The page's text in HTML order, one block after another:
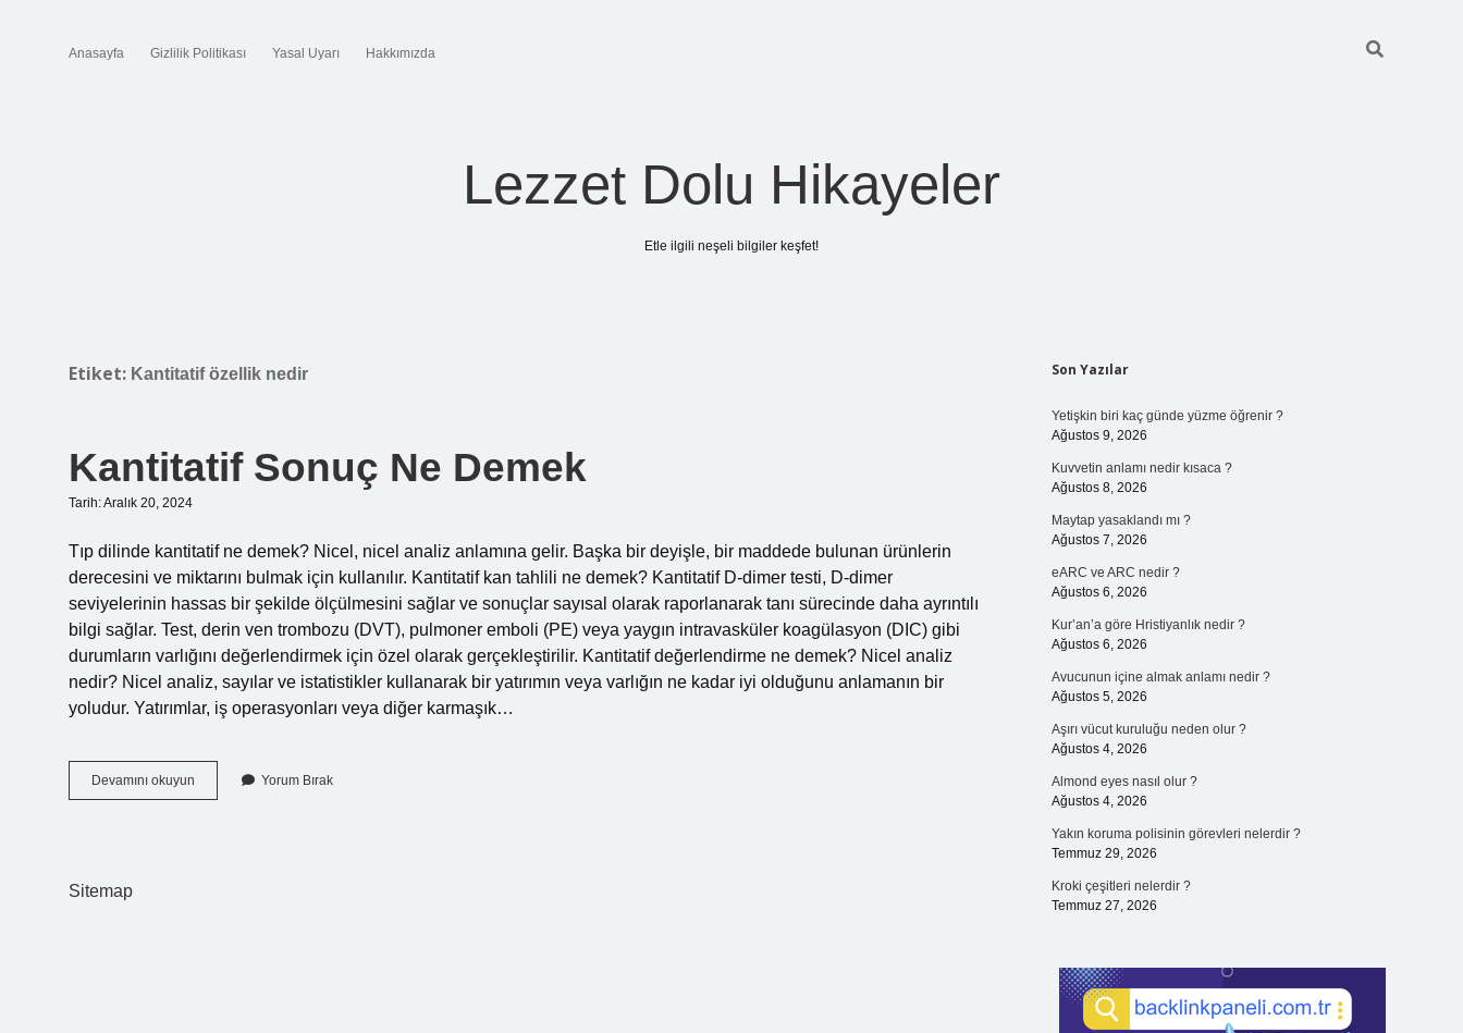
Anasayfa Gizlilik Politikası Yasal Uyarı Hakkımızda
Lezzet Dolu Hikayeler
Etle ilgili neşeli bilgiler keşfet!
Etiket: Kantitatif özellik nedir
Kantitatif Sonuç Ne Demek
Tarih: Aralık 20, 2024
Tıp dilinde kantitatif ne demek? Nicel, nicel analiz anlamına gelir. Başka bir deyişle, bir maddede bulunan ürünlerin
derecesini ve miktarını bulmak için kullanılır. Kantitatif kan tahlili ne demek? Kantitatif D-dimer testi, D-dimer
seviyelerinin hassas bir şekilde ölçülmesini sağlar ve sonuçlar sayısal olarak raporlanarak tanı sürecinde daha ayrıntılı
bilgi sağlar. Test, derin ven trombozu (DVT), pulmoner emboli (PE) veya yaygın intravasküler koagülasyon (DIC) gibi
durumların varlığını değerlendirmek için özel olarak gerçekleştirilir. Kantitatif değerlendirme ne demek? Nicel analiz
nedir? Nicel analiz, sayılar ve istatistikler kullanarak bir yatırımın veya varlığın ne kadar iyi olduğunu anlamanın bir
yoludur. Yatırımlar, iş operasyonları veya diğer karmaşık…
Devamını okuyun Kantitatif
Sonuç
Yorum Bırak
Sitemap
Sidebar
Son Yazılar
Yetişkin biri kaç günde yüzme öğrenir ?
Ağustos 9, 2026
Kuvvetin anlamı nedir kısaca ?
Ağustos 8, 2026
Maytap yasaklandı mı ?
Ağustos 7, 2026
eARC ve ARC nedir ?
Ağustos 6, 2026
Kur’an’a göre Hristiyanlık nedir ?
Ağustos 6, 2026
Avucunun içine almak anlamı nedir ?
Ağustos 5, 2026
Aşırı vücut kuruluğu neden olur ?
Ağustos 4, 2026
Almond eyes nasıl olur ?
Ağustos 4, 2026
Yakın koruma polisinin görevleri nelerdir ?
Temmuz 29, 2026
Kroki çeşitleri nelerdir ?
Temmuz 27, 2026